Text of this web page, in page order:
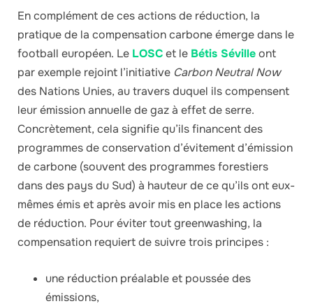
En complément de ces actions de réduction, la
pratique de la compensation carbone émerge dans le
football européen. Le LOSCet le Bétis Sévilleont
par exemple rejoint l’initiative Carbon Neutral Now
des Nations Unies, au travers duquel ils compensent
leur émission annuelle de gaz à effet de serre.
Concrètement, cela signifie qu’ils financent des
programmes de conservation d’évitement d’émission
de carbone (souvent des programmes forestiers
dans des pays du Sud) à hauteur de ce qu’ils ont eux-
mêmes émis et après avoir mis en place les actions
de réduction. Pour éviter tout greenwashing, la
compensation requiert de suivre trois principes :
une réduction préalable et poussée des
émissions,